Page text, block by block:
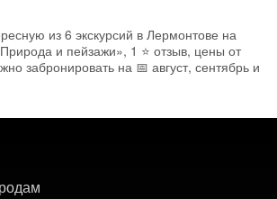
из 6 экскурсий в Лермонтове на
и пейзажи», 1 ⭐ отзыв, цены от
забронировать на 📅 август, сентябрь и